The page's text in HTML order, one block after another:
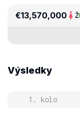
€13,570,000 Ž
Výsledky
1. kolo